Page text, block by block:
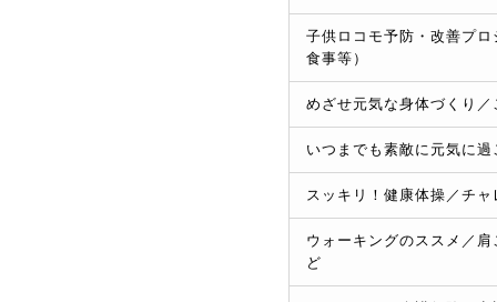
子供ロコモ予防・改善プ
食事等）
めざせ元気な身体づくり
いつまでも素敵に元気に
スッキリ！健康体操／チ
ウォーキングのススメ／
ど